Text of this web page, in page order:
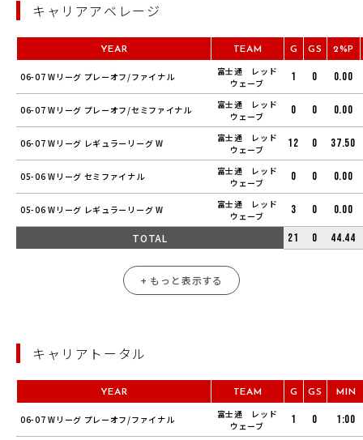
キャリアアベレージ
YEAR TEAM G GS 2%P
06-07 Wリーグ プレーオフ/ファイナル
富士通 レッド
ウェーブ
1 0 0.00
06-07 Wリーグ プレーオフ/セミファイナル
富士通 レッド
ウェーブ
0 0 0.00
06-07 Wリーグ レギュラーリーグ W
富士通 レッド
ウェーブ
12 0 37.50
05-06 Wリーグ セミファイナル
富士通 レッド
ウェーブ
0 0 0.00
05-06 Wリーグ レギュラーリーグ W
富士通 レッド
ウェーブ
3 0 0.00
TOTAL 21 0 44.44
+ もっと表示する
キャリアトータル
YEAR TEAM G GS MIN
06-07 Wリーグ プレーオフ/ファイナル
富士通 レッド
ウェーブ
1 0 1:00